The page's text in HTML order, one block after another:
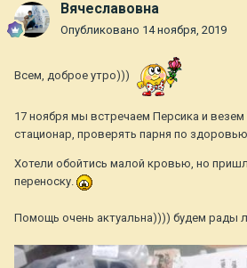
Вячеславовна
Опубликовано 14 ноября, 2019
Всем, доброе утро)))
17 ноября мы встречаем Персика и везем
стационар, проверять парня по
Хотели обойтись малой кровью, но
переноску.
Помощь очень актуальна)))) будем рады